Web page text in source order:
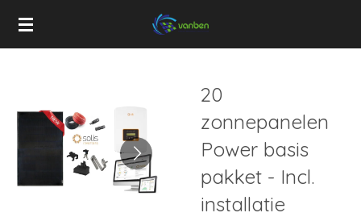
Ga
20
zonnepanelen
Power basis
pakket - Incl.
installatie